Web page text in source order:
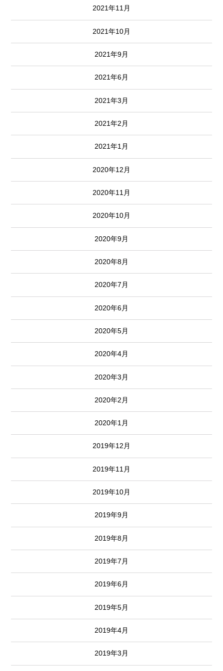
2021年11月
2021年10月
2021年9月
2021年6月
2021年3月
2021年2月
2021年1月
2020年12月
2020年11月
2020年10月
2020年9月
2020年8月
2020年7月
2020年6月
2020年5月
2020年4月
2020年3月
2020年2月
2020年1月
2019年12月
2019年11月
2019年10月
2019年9月
2019年8月
2019年7月
2019年6月
2019年5月
2019年4月
2019年3月